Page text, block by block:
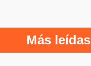
Más leídas